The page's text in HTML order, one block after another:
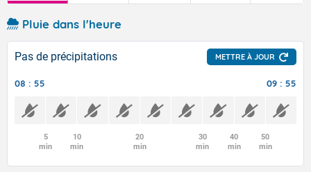
Pluie dans l'heure
Pas de précipitations METTRE À JOUR
08 : 55 09 : 55
5
min
10
min
20
min
30
min
40
min
50
min